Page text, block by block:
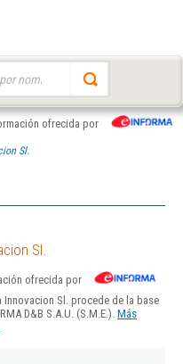
ofrecida por
Sl.
Sl.
ofrecida por
Sl. procede de la base
D&B S.A.U. (S.M.E.). Más